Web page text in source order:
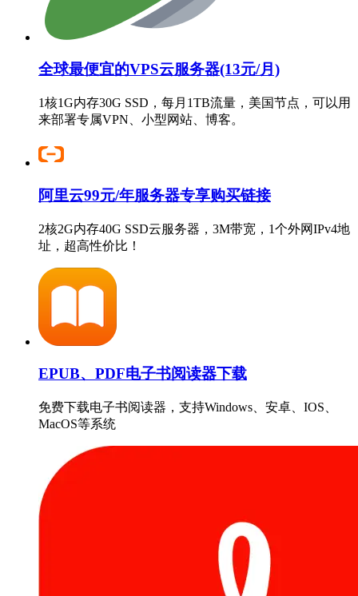
全球最便宜的VPS云服务器(13元/月)
1核1G内存30G SSD，每月1TB流量，美国节点，可以用
来部署专属VPN、小型网站、博客。
阿里云99元/年服务器专享购买链接
2核2G内存40G SSD云服务器，3M带宽，1个外网IPv4地
址，超高性价比！
EPUB、PDF电子书阅读器下载
免费下载电子书阅读器，支持Windows、安卓、IOS、
MacOS等系统